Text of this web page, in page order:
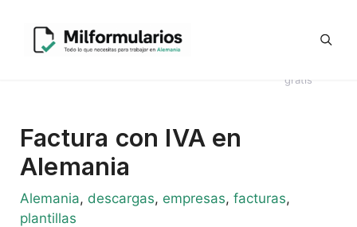
contenido Telegram
#8044
(sin
Revisión
CV en
Kündigung
gratis
Factura con IVA en
Alemania
Categorías
Alemania, descargas, empresas, facturas,
plantillas